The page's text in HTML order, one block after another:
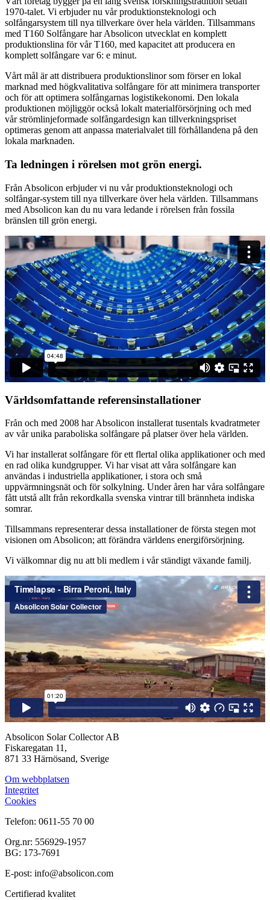
1970-talet. Vi erbjuder nu vår produktionsteknologi och
solfångarsystem till nya tillverkare över hela världen. Tillsammans
med T160 Solfångare har Absolicon utvecklat en komplett
produktionslina för vår T160, med kapacitet att producera en
komplett solfångare var 6: e minut.
Vårt mål är att distribuera produktionslinor som förser en lokal
marknad med högkvalitativa solfångare för att minimera transporter
och för att optimera solfångarnas logistikekonomi. Den lokala
produktionen möjliggör också lokalt materialförsörjning och med
vår strömlinjeformade solfångardesign kan tillverkningspriset
optimeras genom att anpassa materialvalet till förhållandena på den
lokala marknaden.
Ta ledningen i rörelsen mot grön energi.
Från Absolicon erbjuder vi nu vår produktionsteknologi och
solfångar-system till nya tillverkare över hela världen. Tillsammans
med Absolicon kan du nu vara ledande i rörelsen från fossila
bränslen till grön energi.
Världsomfattande referensinstallationer
Från och med 2008 har Absolicon installerat tusentals kvadratmeter
av vår unika paraboliska solfångare på platser över hela världen.
Vi har installerat solfångare för ett flertal olika applikationer och med
en rad olika kundgrupper. Vi har visat att våra solfångare kan
användas i industriella applikationer, i stora och små
uppvärmningsnät och för solkylning. Under åren har våra solfångare
fått utstå allt från rekordkalla svenska vintrar till brännheta indiska
somrar.
Tillsammans representerar dessa installationer de första stegen mot
visionen om Absolicon; att förändra världens energiförsörjning.
Vi välkomnar dig nu att bli medlem i vår ständigt växande familj.
Absolicon Solar Collector AB
Fiskaregatan 11,
871 33 Härnösand, Sverige
Om webbplatsen
Integritet
Cookies
Telefon: 0611-55 70 00
Org.nr: 556929-1957
BG: 173-7691
E-post: info@absolicon.com
Certifierad kvalitet